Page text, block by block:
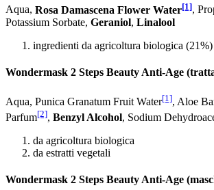
Aqua, Rosa Damascena Flower Water[1],
Potassium Sorbate, Geraniol, Linalool
ingredienti da agricoltura biologica (21%)
Wondermask 2 Steps Beauty Anti-Age
Aqua, Punica Granatum Fruit Water[1], Aloe
Parfum[2], Benzyl Alcohol, Sodium
da agricoltura biologica
da estratti vegetali
Wondermask 2 Steps Beauty Anti-Age